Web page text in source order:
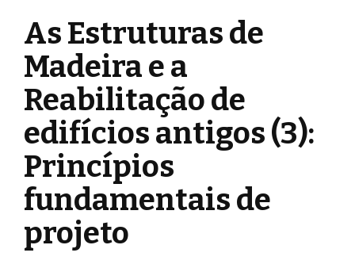
As Estruturas de
Madeira e a
Reabilitação de
edifícios antigos (3):
Princípios
fundamentais de
projeto